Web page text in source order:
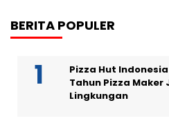
BERITA POPULER
Pizza Hut Indonesia
Tahun Pizza Maker
Lingkungan